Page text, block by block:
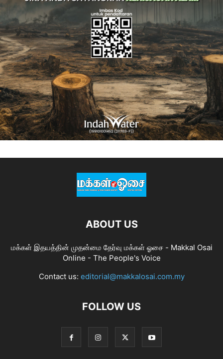
ABOUT US
மக்கள் இதயத்தின் முதன்மை தேர்வு மக்கள் ஓசை - Makkal Osai
Online - The People's Voice
Contact us: editorial@makkalosai.com.my
FOLLOW US